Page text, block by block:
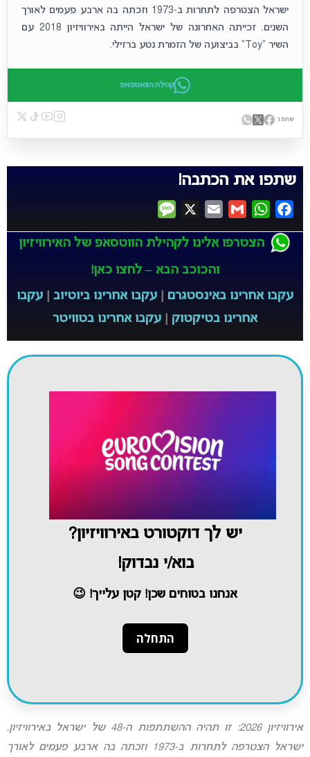
ישראל הצטרפה לתחרות ב-1973 וזכתה בה ארבע פעמים לאורך
השנים. זכייתה האחרונה של ישראל הייתה באירוויזיון 2018 עם
השיר “Toy” בביצועה של הזמרת נטע ברזילי.
קהילת הוואטסאפ
שתפו:
שתפו את הכתבה!
Facebook
WhatsApp
Gmail
Email
הצטרפו אלינו לקהילת הווטסאפ של האירוויזיון
והכוכב הבא – לחצו כאן!
עקבו אחרינו באינסטגרם
עקבו אחרינו ביוטיוב
עקבו
אחרינו בטיקטוק
עקבו אחרינו בטוויטר
יש לך דוקטורט באירוויזיון?
בוא/י נבדוק!
אנחנו בטוחים שכן! קטן עלייך! 😉
אירוויזיון 2026: זו תהיה ההשתתפות ה-48 של ישראל באירוויזיון.
ישראל הצטרפה לתחרות ב-1973 וזכתה בה ארבע פעמים לאורך